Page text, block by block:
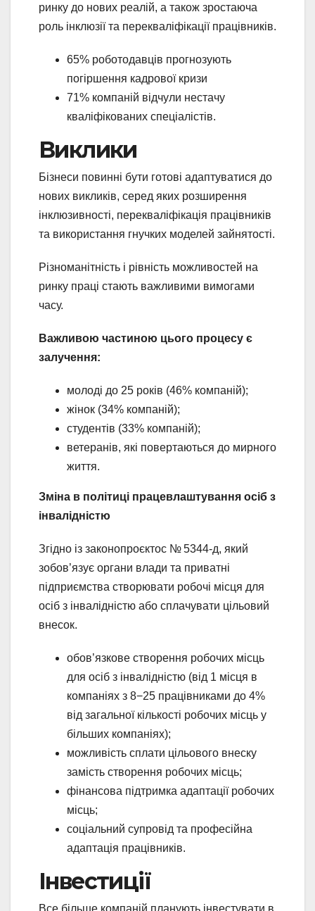
ринку до нових реалій, а також зростаюча
роль інклюзії та перекваліфікації працівників.
65% роботодавців прогнозують
погіршення кадрової кризи
71% компаній відчули нестачу
кваліфікованих спеціалістів.
Виклики
Бізнеси повинні бути готові адаптуватися до
нових викликів, серед яких розширення
інклюзивності, перекваліфікація працівників
та використання гнучких моделей зайнятості.
Різноманітність і рівність можливостей на
ринку праці стають важливими вимогами
часу.
Важливою частиною цього процесу є
залучення:
молоді до 25 років (46% компаній);
жінок (34% компаній);
студентів (33% компаній);
ветеранів, які повертаються до мирного
життя.
Зміна в політиці працевлаштування осіб з
інвалідністю
Згідно із законопроєктос № 5344-д, який
зобов’язує органи влади та приватні
підприємства створювати робочі місця для
осіб з інвалідністю або сплачувати цільовий
внесок.
обов’язкове створення робочих місць
для осіб з інвалідністю (від 1 місця в
компаніях з 8−25 працівниками до 4%
від загальної кількості робочих місць у
більших компаніях);
можливість сплати цільового внеску
замість створення робочих місць;
фінансова підтримка адаптації робочих
місць;
соціальний супровід та професійна
адаптація працівників.
Інвестиції
Все більше компаній планують інвестувати в